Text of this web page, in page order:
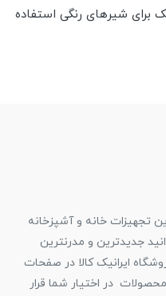
برای شیرهای رنگی استفاده
تجهیزات خانه و آشپزخانه
جدیدترین و مدرنترین
ایرانیک کالا در صفحات
در اختیار شما قرار